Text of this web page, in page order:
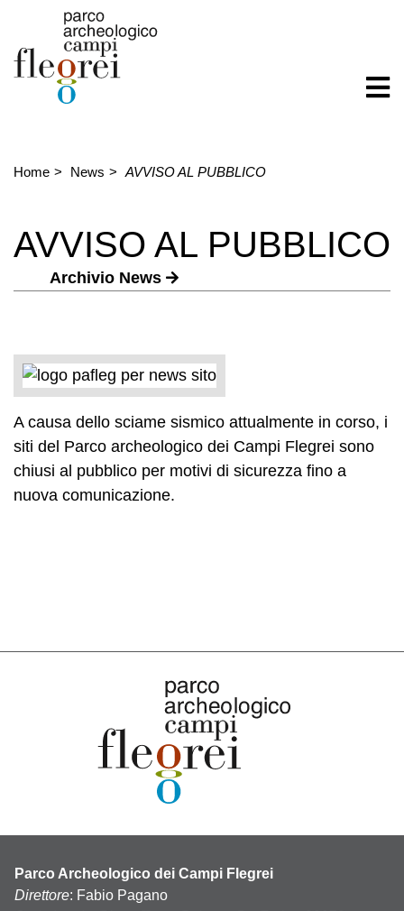
Home News AVVISO AL PUBBLICO
AVVISO AL PUBBLICO
Archivio News
A causa dello sciame sismico attualmente in corso, i
siti del Parco archeologico dei Campi Flegrei sono
chiusi al pubblico per motivi di sicurezza fino a
nuova comunicazione.
Parco Archeologico dei Campi Flegrei
Direttore: Fabio Pagano